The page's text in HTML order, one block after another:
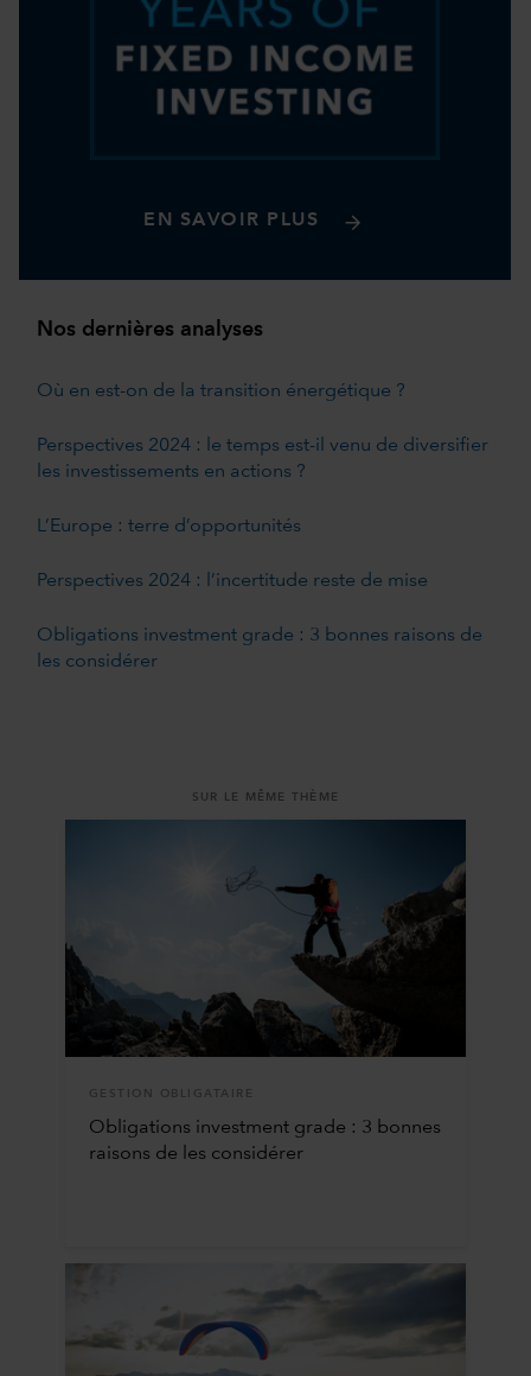
EN SAVOIR PLUS
Nos dernières analyses
Où en est-on de la transition énergétique ?
Perspectives 2024 : le temps est-il venu de diversifier
les investissements en actions ?
L’Europe : terre d’opportunités
Perspectives 2024 : l’incertitude reste de mise
Obligations investment grade : 3 bonnes raisons de
les considérer
SUR LE MÊME THÈME
GESTION OBLIGATAIRE
Obligations investment grade : 3 bonnes
raisons de les considérer